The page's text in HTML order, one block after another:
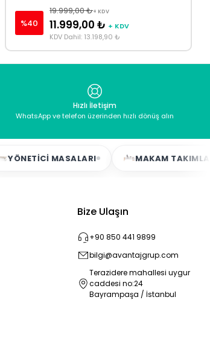
%40
19.999,00 ₺+ KDV
11.999,00 ₺ + KDV
KDV Dahil: 13.198,90 ₺
Hızlı İletişim
WhatsApp ve telefon üzerinden hızlı dönüş alın
MASALARI MAKAM TAKIMLARI
Bize Ulaşın
+90 850 441 9899
bilgi@avantajgrup.com
Terazidere mahallesi uygur
caddesi no:24
Bayrampaşa / İstanbul